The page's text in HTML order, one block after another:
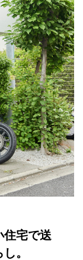
住宅で送
。